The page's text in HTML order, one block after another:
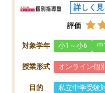
詳しく見
評価
対象学年 小1～小6
授業形式 オンライン個
目的 私立中学受験